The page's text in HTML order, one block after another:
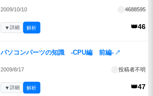
2009/10/10 4688595
👑46
▼詳細 解析
パソコンパーツの知識 -CPU編 前編- ↗
2009/8/17 投稿者不明
👑47
▼詳細 解析